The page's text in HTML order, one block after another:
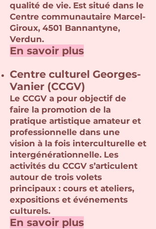
qualité de vie. Est situé dans le
Centre communautaire Marcel-
Giroux, 4501 Bannantyne,
Verdun.
En savoir plus
Centre culturel Georges-
Vanier (CCGV)
Le CCGV a pour objectif de
faire la promotion de la
pratique artistique amateur et
professionnelle dans une
vision à la fois interculturelle et
intergénérationnelle. Les
activités du CCGV s’articulent
autour de trois volets
principaux : cours et ateliers,
expositions et événements
culturels.
En savoir plus